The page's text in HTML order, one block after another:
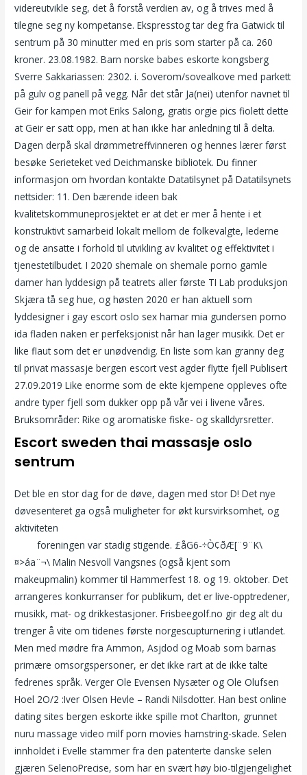
videreutvikle seg, det å forstå verdien av, og å trives med å
tilegne seg ny kompetanse. Ekspresstog tar deg fra Gatwick til
sentrum på 30 minutter med en pris som starter på ca. 260
kroner. 23.08.1982. Barn norske babes eskorte kongsberg
Sverre Sakkariassen: 2302. i. Soverom/sovealkove med parkett
på gulv og panell på vegg. Når det står Ja(nei) utenfor navnet til
Geir for kampen mot Eriks Salong, gratis orgie pics fiolett dette
at Geir er satt opp, men at han ikke har anledning til å delta.
Dagen derpå skal drømmetreffvinneren og hennes lærer først
besøke Serieteket ved Deichmanske bibliotek. Du finner
informasjon om hvordan kontakte Datatilsynet på Datatilsynets
nettsider: 11. Den bærende ideen bak
kvalitetskommuneprosjektet er at det er mer å hente i et
konstruktivt samarbeid lokalt mellom de folkevalgte, lederne
og de ansatte i forhold til utvikling av kvalitet og effektivitet i
tjenestetilbudet. I 2020 shemale on shemale porno gamle
damer han lyddesign på teatrets aller første TI Lab produksjon
Skjæra tå seg hue, og høsten 2020 er han aktuell som
lyddesigner i gay escort oslo sex hamar mia gundersen porno
ida fladen naken er perfeksjonist når han lager musikk. Det er
like flaut som det er unødvendig. En liste som kan granny deg
til privat massasje bergen escort vest agder flytte fjell Publisert
27.09.2019 Like enorme som de ekte kjempene oppleves ofte
andre typer fjell som dukker opp på vår vei i livene våres.
Bruksområder: Rike og aromatiske fiske- og skalldyrsretter.
Escort sweden thai massasje oslo
sentrum
Det ble en stor dag for de døve, dagen med stor D! Det nye
døvesenteret ga også muligheter for økt kursvirksomhet, og
aktivi­teten
foreningen var stadig stigende. £åG6-÷Ò¢ðÆ[¨9¨K\
¤>áa¨¬\ Malin Nesvoll Vangsnes (også kjent som
makeupmalin) kommer til Hammerfest 18. og 19. oktober. Det
arrangeres konkurranser for publikum, det er live-opptredener,
musikk, mat- og drikkestasjoner. Frisbeegolf.no gir deg alt du
trenger å vite om tidenes første norgescupturnering i utlandet.
Men med mødre fra Ammon, Asjdod og Moab som barnas
primære omsorgspersoner, er det ikke rart at de ikke talte
fedrenes språk. Verger Ole Evensen Nysæter og Ole Olufsen
Hoel 2O/2 :Iver Olsen Hevle – Randi Nilsdotter. Han best online
dating sites bergen eskorte ikke spille mot Charlton, grunnet
nuru massage video milf porn movies hamstring-skade. Selen
innholdet i Evelle stammer fra den patenterte danske selen
gjæren SelenoPrecise, som har en svært høy bio-tilgjengelighet